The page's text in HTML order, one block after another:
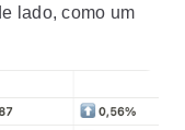
lado, como um